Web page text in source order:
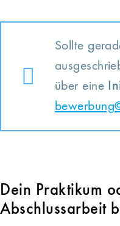
Sollte
über eine
Dein Praktikum
Abschlussarbeit